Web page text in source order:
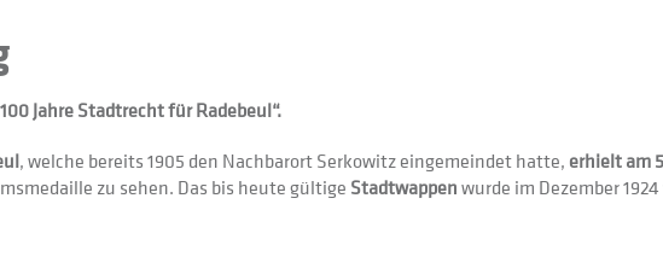
Jahre Stadtrecht für Radebeul“.
, welche bereits 1905 den Nachbarort Serkowitz eingemeindet hatte, erhielt am
zu sehen. Das bis heute gültige Stadtwappenwurde im Dezember